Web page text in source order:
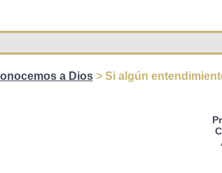
a Dios> Si algún